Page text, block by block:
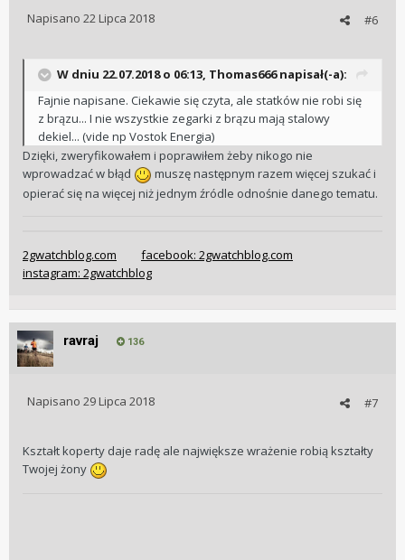
#6
Napisano 22 Lipca 2018
W dniu 22.07.2018 o 06:13, Thomas666 napisał(-a):
Fajnie napisane. Ciekawie się czyta, ale statków nie robi się
z brązu... I nie wszystkie zegarki z brązu mają stalowy
dekiel... (vide np Vostok Energia)
Dzięki, zweryfikowałem i poprawiłem żeby nikogo nie
wprowadzać w błąd
muszę następnym razem więcej szukać i
opierać się na więcej niż jednym źródle odnośnie danego tematu.
2gwatchblog.com
facebook: 2gwatchblog.com
instagram: 2gwatchblog
ravraj 136
#7
Napisano 29 Lipca 2018
Kształt koperty daje radę ale największe wrażenie robią kształty
Twojej żony